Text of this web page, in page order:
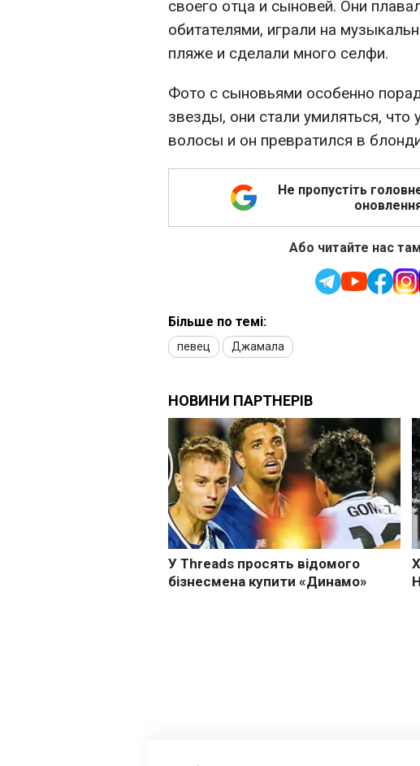
своего отца и сыновей. Они
обитателями, играли на
пляже и сделали много селфи.
Фото с сыновьями особенно
звезды, они стали умиляться,
волосы и он превратился в
Не пропустіть
Або читайте нас
Більше по темі:
певец Джамала